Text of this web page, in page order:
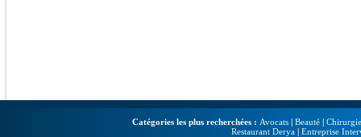
Catégories les plus recherchées : Avocats | Beauté |
Restaurant Derya | Entreprise